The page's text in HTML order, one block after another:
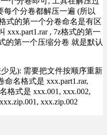
个分卷都解压一遍 (所以
式的第一个分卷命名是有区
xxx.part1.rar , 7z格式的第一
的第一个压缩分卷 就是默认
见): 需要把文件按顺序重新
名格式是 xxx.part1.rar,
格式是 xxx.001, xxx.002,
xxx.zip.002